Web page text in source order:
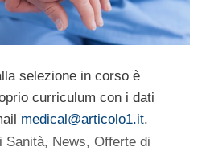
selezione in corso è
curriculum con i dati
medical@articolo1.it.
Sanità, News,Offerte di